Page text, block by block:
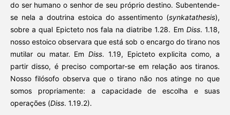
do ser humano o senhor de seu próprio destino. Subentende-
se nela a doutrina estoica do assentimento (synkatathesis),
sobre a qual Epicteto nos fala na diatribe 1.28. Em Diss. 1.18,
nosso estoico observara que está sob o encargo do tirano nos
mutilar ou matar. EmDiss. 1.19, Epicteto explicita como, a
partir disso, é preciso comportar-se em relação aos tiranos.
Nosso filósofo observa que o tirano não nos atinge no que
somos propriamente: a capacidade de escolha e suas
operações (Diss. 1.19.2).